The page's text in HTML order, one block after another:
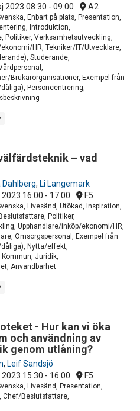
2023 08:30 - 09:00 A2
Enbart på plats, Presentation,
Introduktion,
Politiker, Verksamhetsutveckling,
HR, Tekniker/IT/Utvecklare,
Studerande,
Brukarorganisationer, Exempel från
Personcentrering,
– vad
Dahlberg, Li Langemark
16:00 - 17:00 F5
Livesänd, Utökad, Inspiration,
Politiker,
Upphandlare/inköp/ekonomi/HR,
Omsorgspersonal, Exempel från
Nytta/effekt,
Juridik,
Användbarhet
- Hur kan vi öka
och användning av
genom utlåning?
, Leif Sandsjö
15:30 - 16:00 F5
Livesänd, Presentation,
Chef/Beslutsfattare,